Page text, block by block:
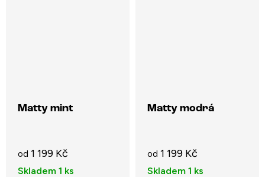
Matty mint
od 1 199 Kč
Skladem 1 ks
Matty modrá
od 1 199 Kč
Skladem 1 ks